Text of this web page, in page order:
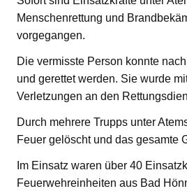
Menschenrettung und
vorgegangen.
Die vermisste Person konnte
und gerettet werden. Sie wurde
Verletzungen an den
Durch mehrere Trupps unter
Feuer gelöscht und das gesamte
Im Einsatz waren über 40
Feuerwehreinheiten aus Bad